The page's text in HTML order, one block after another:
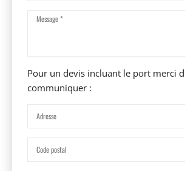
Pour un devis incluant le port merci
communiquer :